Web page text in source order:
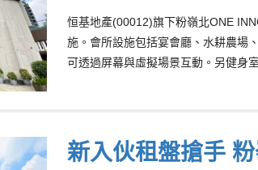
恒基地產(00012)旗下粉嶺北ONE
施。會所設施包括宴會廳、水耕農場
可透過屏幕與虛擬場景互動。另健身
新入伙租盤搶手